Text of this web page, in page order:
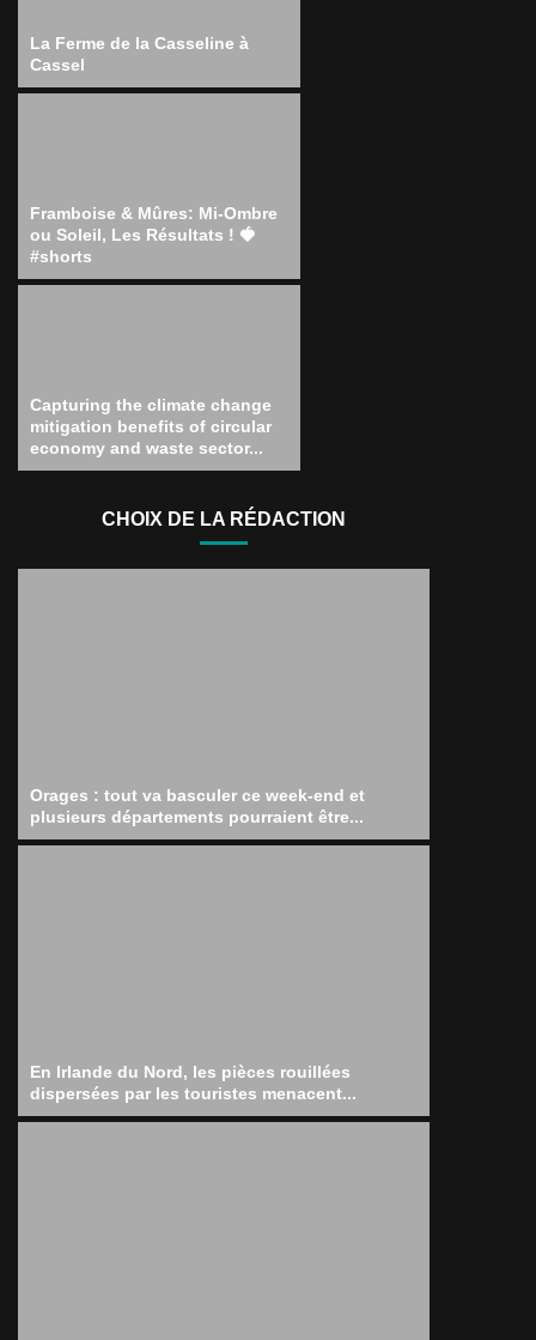
La Ferme de la Casseline à
Cassel
Framboise & Mûres: Mi-Ombre
ou Soleil, Les Résultats ! 🍓
#shorts
Capturing the climate change
mitigation benefits of circular
economy and waste sector...
CHOIX DE LA RÉDACTION
Orages : tout va basculer ce week-end et
plusieurs départements pourraient être...
En Irlande du Nord, les pièces rouillées
dispersées par les touristes menacent...